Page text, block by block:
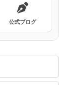
公式ブログ